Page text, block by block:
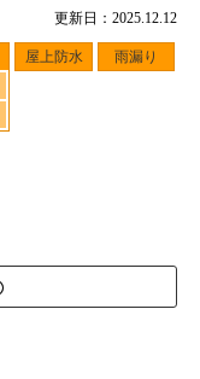
更新日：2025.12.12
屋上防水 雨漏り